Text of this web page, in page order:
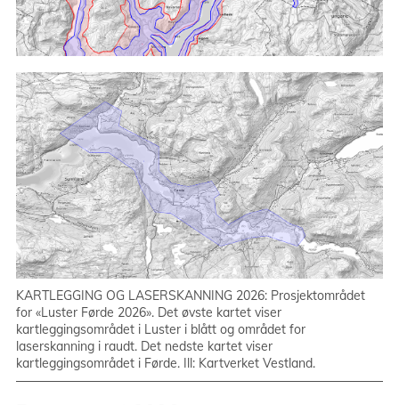
KARTLEGGING OG LASERSKANNING 2026: Prosjektområdet
for «Luster Førde 2026». Det øvste kartet viser
kartleggingsområdet i Luster i blått og området for
laserskanning i raudt. Det nedste kartet viser
kartleggingsområdet i Førde. Ill: Kartverket Vestland.